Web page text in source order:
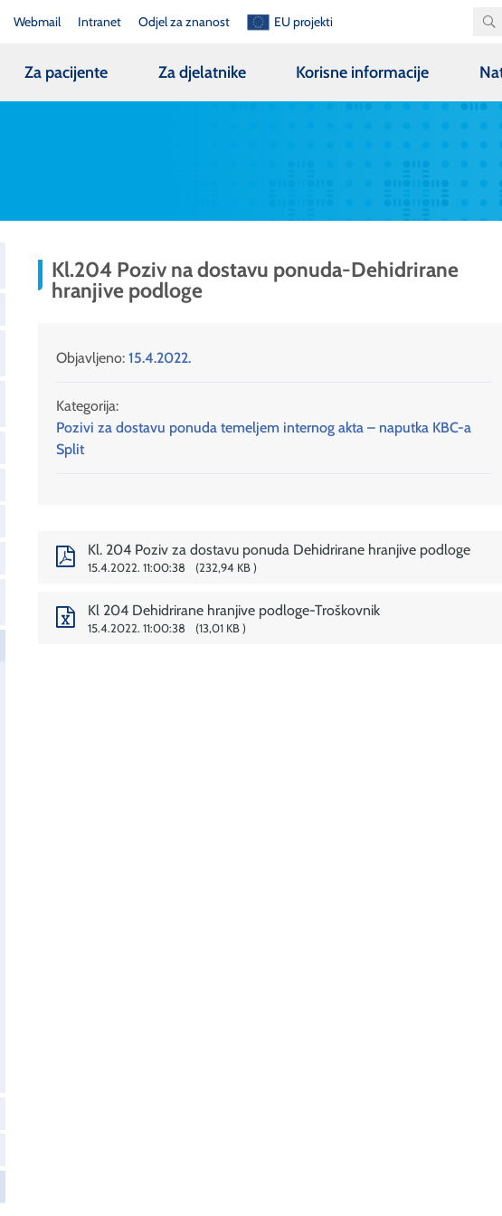
Webmail Intranet Odjel za znanost EU projekti
Za pacijente Za djelatnike Korisne informacije
Kl.204 Poziv na dostavu ponuda-Dehidrirane
hranjive podloge
Objavljeno: 15.4.2022.
Kategorija:
Pozivi za dostavu ponuda temeljem internog akta – naputka KBC-a
Split
Kl. 204 Poziv za dostavu ponuda Dehidrirane hranjive podloge
15.4.2022. 11:00:38 232,94 KB
Kl 204 Dehidrirane hranjive podloge-Troškovnik
15.4.2022. 11:00:38 13,01 KB